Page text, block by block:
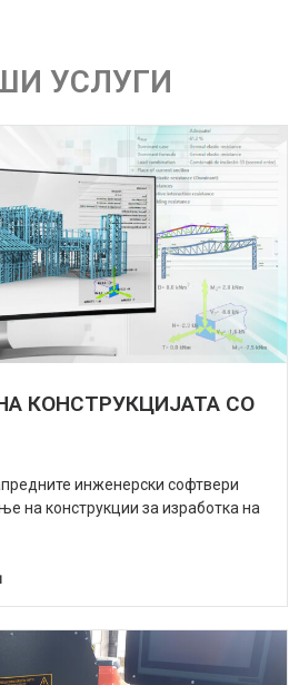
УСЛУГИ
КОНСТРУКЦИЈАТА СО
инженерски софтвери
на конструкции за изработка на